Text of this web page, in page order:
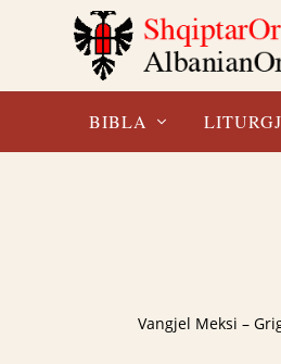
BIBLA
Vangjel Meksi –